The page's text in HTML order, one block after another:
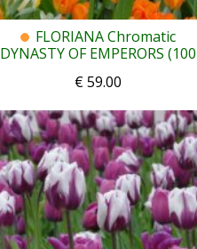
FLORIANA Chromatic
DYNASTY OF EMPERORS (100
€59.00